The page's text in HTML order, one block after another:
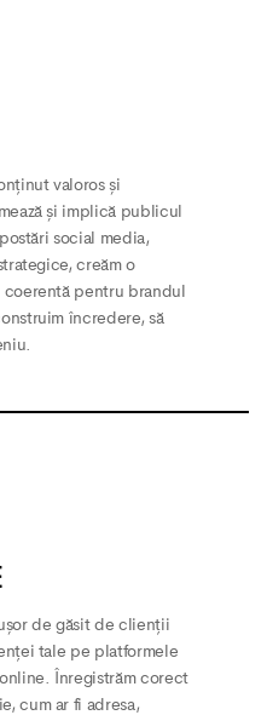
valoros și
și implică publicul
social media,
creăm o
pentru brandul
încredere, să
de găsit de clienții
tale pe platformele
Înregistrăm corect
cum ar fi adresa,